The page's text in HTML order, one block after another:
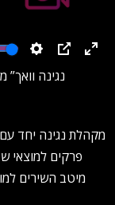
מקהלת נגינה יחד
פרקים למוצאי
מיטב השירים